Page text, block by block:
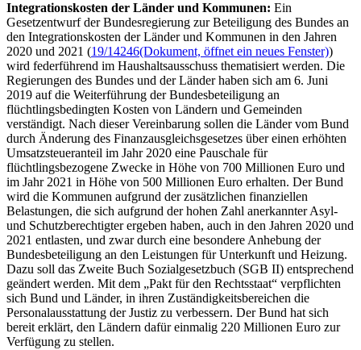
Integrationskosten der Länder und Kommunen: Ein
Gesetzentwurf der Bundesregierung zur Beteiligung des Bundes an
den Integrationskosten der Länder und Kommunen in den Jahren
2020 und 2021 (19/14246(Dokument, öffnet ein neues Fenster))
wird federführend im Haushaltsausschuss thematisiert werden. Die
Regierungen des Bundes und der Länder haben sich am 6. Juni
2019 auf die Weiterführung der Bundesbeteiligung an
flüchtlingsbedingten Kosten von Ländern und Gemeinden
verständigt. Nach dieser Vereinbarung sollen die Länder vom Bund
durch Änderung des Finanzausgleichsgesetzes über einen erhöhten
Umsatzsteueranteil im Jahr 2020 eine Pauschale für
flüchtlingsbezogene Zwecke in Höhe von 700 Millionen Euro und
im Jahr 2021 in Höhe von 500 Millionen Euro erhalten. Der Bund
wird die Kommunen aufgrund der zusätzlichen finanziellen
Belastungen, die sich aufgrund der hohen Zahl anerkannter Asyl-
und Schutzberechtigter ergeben haben, auch in den Jahren 2020 und
2021 entlasten, und zwar durch eine besondere Anhebung der
Bundesbeteiligung an den Leistungen für Unterkunft und Heizung.
Dazu soll das Zweite Buch Sozialgesetzbuch (SGB II) entsprechend
geändert werden. Mit dem „Pakt für den Rechtsstaat“ verpflichten
sich Bund und Länder, in ihren Zuständigkeitsbereichen die
Personalausstattung der Justiz zu verbessern. Der Bund hat sich
bereit erklärt, den Ländern dafür einmalig 220 Millionen Euro zur
Verfügung zu stellen.